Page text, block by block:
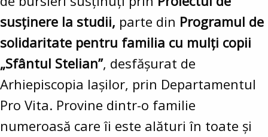
susținere la studii, parte din Programul de
solidaritate pentru familia cu mulți copii
„Sfântul Stelian”, desfășurat de
Arhiepiscopia Iașilor, prin Departamentul
Pro Vita. Provine dintr-o familie
numeroasă care îi este alături în toate și